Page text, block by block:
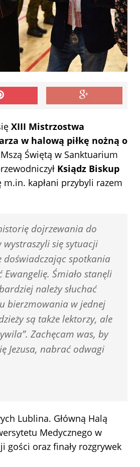
XIII Mistrzostwa
w halową piłkę nożną o
Mszą Świętą w Sanktuarium
Ksiądz Biskup
kapłani przybyli razem
dojrzewania do
się sytuacji
doświadczając spotkania
Śmiało stanęli
należy słuchać
bierzmowania w jednej
są także lektorzy, ale
Zachęcam was, by
Jezusa, nabrać odwagi
Lublina. Główną Halą
Medycznego w
gości oraz finały rozgrywek